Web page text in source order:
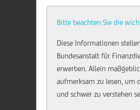
Bitte beachten Sie die
Diese Informationen
Bundesanstalt für
erwerben. Allein
aufmerksam zu lesen, um
und schwer zu verstehen